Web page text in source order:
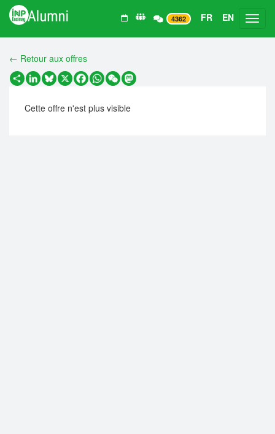
4362 FR EN
← Retour aux offres
PartagerLinkedIn
Bluesky
X Facebook
WhatsApp
WeChatMastodon
Cette offre n'est plus visible